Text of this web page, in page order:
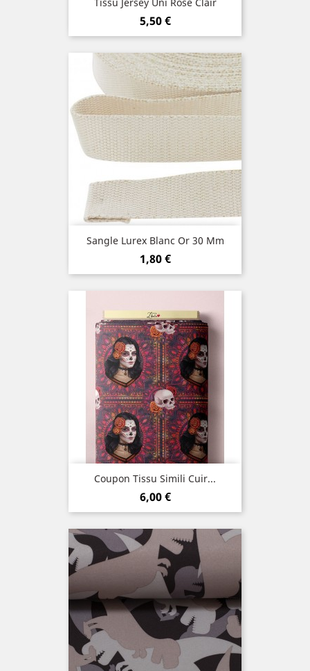
Prix
5,50 €
Sangle Lurex Blanc Or 30 Mm
Prix
1,80 €
Coupon Tissu Simili Cuir...
Prix
6,00 €